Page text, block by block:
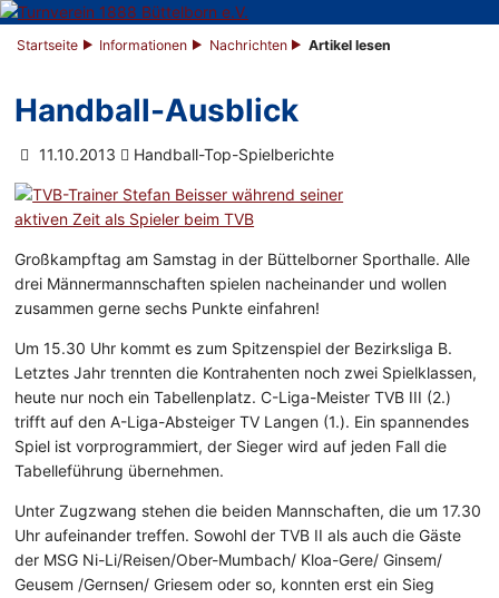
Startseite Informationen Nachrichten Artikel lesen
Handball-Ausblick
11.10.2013 Handball-Top-Spielberichte
Großkampftag am Samstag in der Büttelborner Sporthalle. Alle
drei Männermannschaften spielen nacheinander und wollen
zusammen gerne sechs Punkte einfahren!
Um 15.30 Uhr kommt es zum Spitzenspiel der Bezirksliga B.
Letztes Jahr trennten die Kontrahenten noch zwei Spielklassen,
heute nur noch ein Tabellenplatz. C-Liga-Meister TVB III (2.)
trifft auf den A-Liga-Absteiger TV Langen (1.). Ein spannendes
Spiel ist vorprogrammiert, der Sieger wird auf jeden Fall die
Tabelleführung übernehmen.
Unter Zugzwang stehen die beiden Mannschaften, die um 17.30
Uhr aufeinander treffen. Sowohl der TVB II als auch die Gäste
der MSG Ni-Li/Reisen/Ober-Mumbach/ Kloa-Gere/ Ginsem/
Geusem /Gernsen/ Griesem oder so, konnten erst ein Sieg